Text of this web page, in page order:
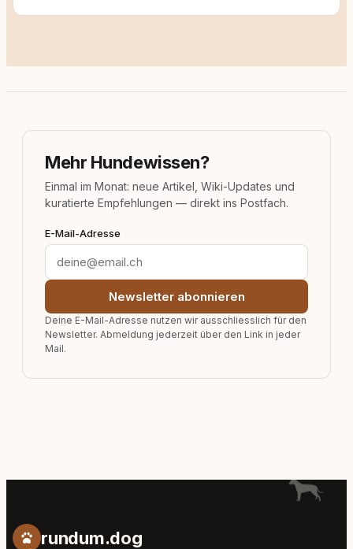
Mehr Hundewissen?
Einmal im Monat: neue Artikel, Wiki-Updates und
kuratierte Empfehlungen — direkt ins Postfach.
E-Mail-Adresse
Newsletter abonnieren
Deine E-Mail-Adresse nutzen wir ausschliesslich für den
Newsletter. Abmeldung jederzeit über den Link in jeder
Mail.
rundum.dog